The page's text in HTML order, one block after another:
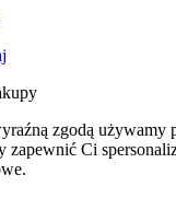
zgodą używamy
zapewnić Ci